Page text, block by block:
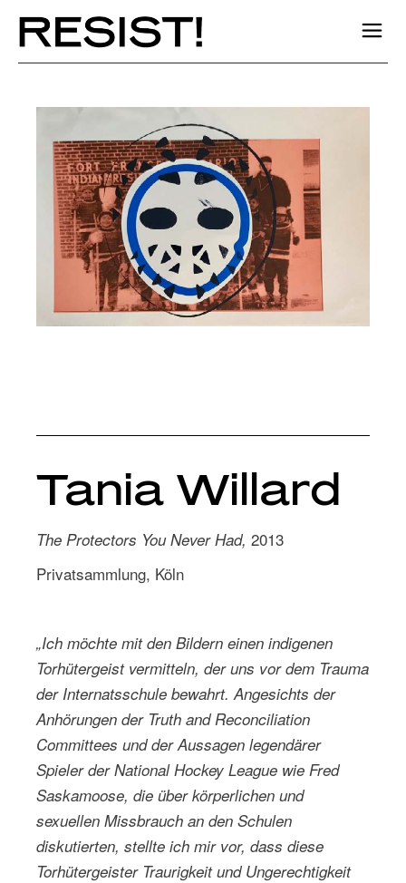
Tania Willard
The Protectors You Never Had,2013
Privatsammlung, Köln
„Ich möchte mit den Bildern einen indigenen
Torhütergeist vermitteln, der uns vor dem Trauma
der Internatsschule bewahrt. Angesichts der
Anhörungen der Truth and Reconciliation
Committees und der Aussagen legendärer
Spieler der National Hockey League wie Fred
Saskamoose, die über körperlichen und
sexuellen Missbrauch an den Schulen
diskutierten, stellte ich mir vor, dass diese
Torhütergeister Traurigkeit und Ungerechtigkeit